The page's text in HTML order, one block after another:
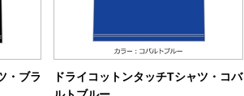
・ブラ
ドライコットンタッチTシャツ・コバ